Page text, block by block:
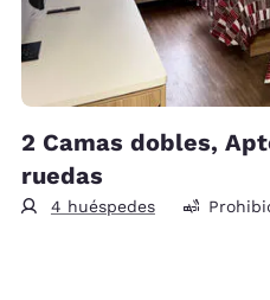
2 Camas dobles,
ruedas
4 huéspedes